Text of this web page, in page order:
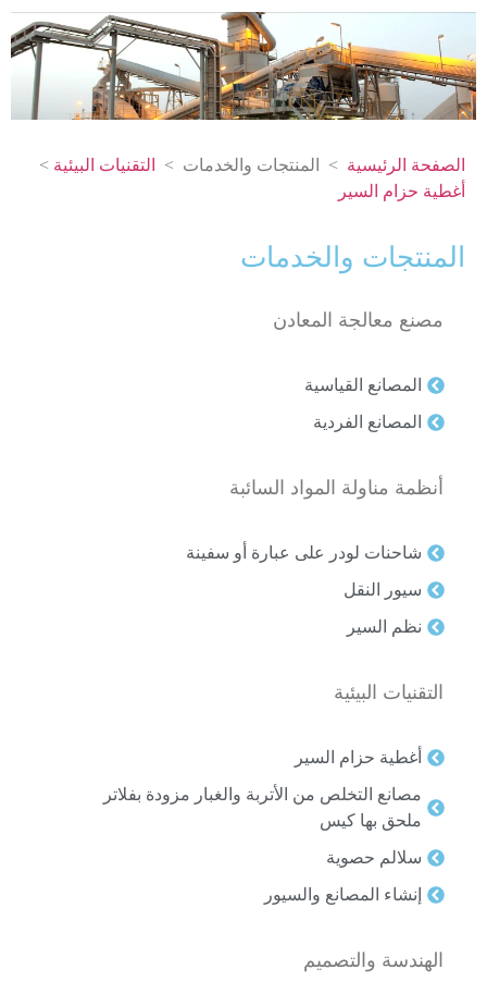
الصفحة الرئيسية > المنتجات والخدمات > التقنيات البيئية >
أغطية حزام السير
المنتجات والخدمات
مصنع معالجة المعادن
المصانع القياسية
المصانع الفردية
أنظمة مناولة المواد السائبة
شاحنات لودر على عبارة أو سفينة
سيور النقل
نظم السير
التقنيات البيئية
أغطية حزام السير
مصانع التخلص من الأتربة والغبار مزودة بفلاتر
ملحق بها كيس
سلالم حصوية
إنشاء المصانع والسيور
الهندسة والتصميم